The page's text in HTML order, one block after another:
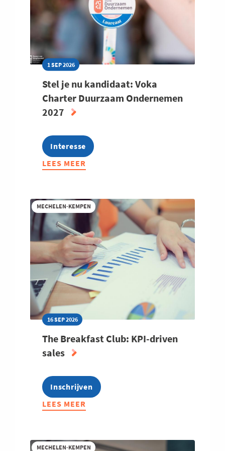
1 SEP 2026
Stel je nu kandidaat: Voka
Charter Duurzaam Ondernemen
2027
Interesse
LEES MEER
ABOUT
NU
KANDIDAAT:
VOKA
CHARTER
DUURZAAM
ONDERNEMEN
2027
MECHELEN-KEMPEN
16 SEP 2026
The Breakfast Club: KPI-driven
sales
Inschrijven
LEES MEER
ABOUT
CLUB:
MECHELEN-KEMPEN